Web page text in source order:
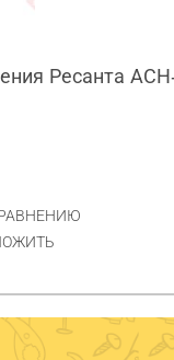
Ресанта